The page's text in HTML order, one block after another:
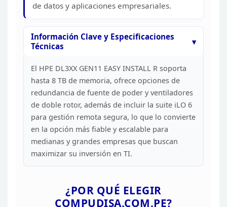
de datos y aplicaciones empresariales.
Información Clave y Especificaciones
Técnicas
El HPE DL3XX GEN11 EASY INSTALL R soporta
hasta 8 TB de memoria, ofrece opciones de
redundancia de fuente de poder y ventiladores
de doble rotor, además de incluir la suite iLO 6
para gestión remota segura, lo que lo convierte
en la opción más fiable y escalable para
medianas ygrandes empresas que buscan
maximizar su inversión en TI.
¿POR QUÉ ELEGIR
COMPUDISA.COM.PE?